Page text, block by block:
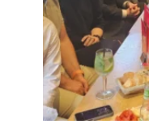
Charger
oublié ?